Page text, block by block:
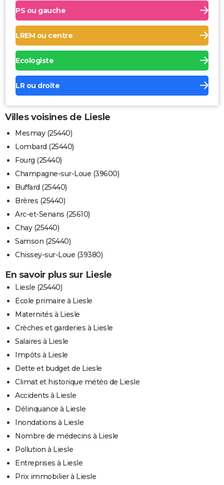
PS ou gauche
LREM ou centre
Ecologiste
LR ou droite
Villes voisines de Liesle
Mesmay (25440)
Lombard (25440)
Fourg (25440)
Champagne-sur-Loue (39600)
Buffard (25440)
Brères (25440)
Arc-et-Senans (25610)
Chay (25440)
Samson (25440)
Chissey-sur-Loue (39380)
En savoir plus sur Liesle
Liesle (25440)
Ecole primaire à Liesle
Maternités à Liesle
Crèches et garderies à Liesle
Salaires à Liesle
Impôts à Liesle
Dette et budget de Liesle
Climat et historique météo de Liesle
Accidents à Liesle
Délinquance à Liesle
Inondations à Liesle
Nombre de médecins à Liesle
Pollution à Liesle
Entreprises à Liesle
Prix immobilier à Liesle